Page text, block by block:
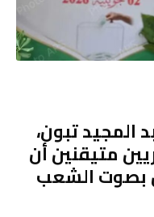
المجيد تبون،
متيقنين أن
بصوت الشعب